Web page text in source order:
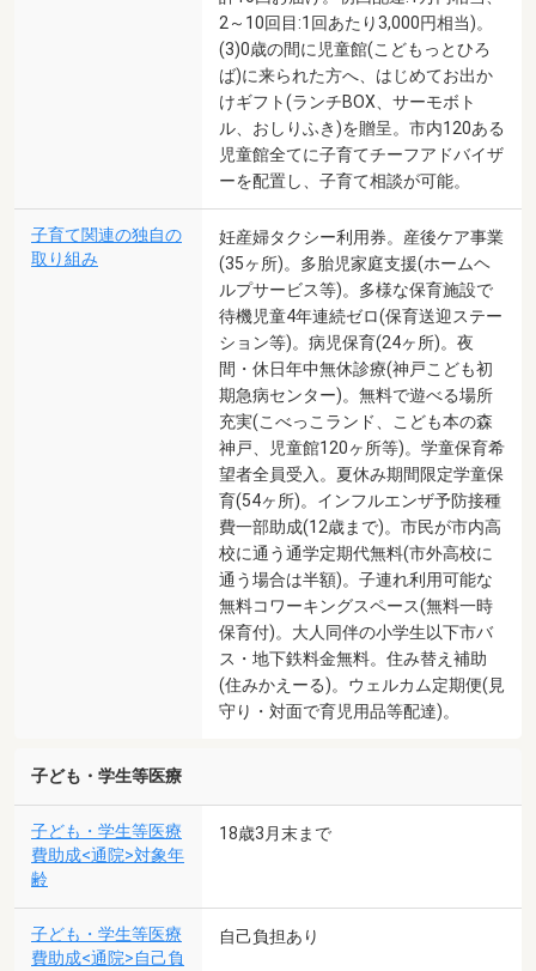
2～10回目:1回あたり3,000円相当)。
(3)0歳の間に児童館(こどもっとひろ
ば)に来られた方へ、はじめてお出か
けギフト(ランチBOX、サーモボト
ル、おしりふき)を贈呈。市内120ある
児童館全てに子育てチーフアドバイザ
ーを配置し、子育て相談が可能。
子育て関連の独自の
取り組み
妊産婦タクシー利用券。産後ケア事業
(35ヶ所)。多胎児家庭支援(ホームヘ
ルプサービス等)。多様な保育施設で
待機児童4年連続ゼロ(保育送迎ステー
ション等)。病児保育(24ヶ所)。夜
間・休日年中無休診療(神戸こども初
期急病センター)。無料で遊べる場所
充実(こべっこランド、こども本の森
神戸、児童館120ヶ所等)。学童保育希
望者全員受入。夏休み期間限定学童保
育(54ヶ所)。インフルエンザ予防接種
費一部助成(12歳まで)。市民が市内高
校に通う通学定期代無料(市外高校に
通う場合は半額)。子連れ利用可能な
無料コワーキングスペース(無料一時
保育付)。大人同伴の小学生以下市バ
ス・地下鉄料金無料。住み替え補助
(住みかえーる)。ウェルカム定期便(見
守り・対面で育児用品等配達)。
子ども・学生等医療
子ども・学生等医療
費助成<通院>対象年
齢
18歳3月末まで
子ども・学生等医療
費助成<通院>自己負
自己負担あり